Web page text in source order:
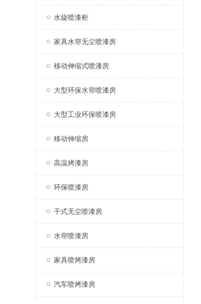
水旋喷漆柜
家具水帘无尘喷漆房
移动伸缩式喷漆房
大型环保水帘喷漆房
大型工业环保喷漆房
移动伸缩房
高温烤漆房
环保喷漆房
干式无尘喷漆房
水帘喷漆房
家具喷烤漆房
汽车喷烤漆房